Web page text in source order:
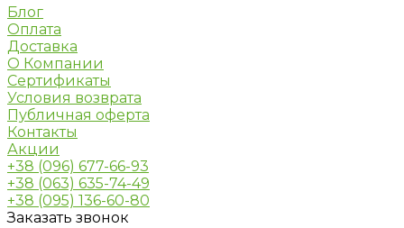
Блог
Оплата
Доставка
О Компании
Сертификаты
Условия возврата
Публичная оферта
Контакты
Акции
+38 (096) 677-66-93
+38 (063) 635-74-49
+38 (095) 136-60-80
Заказать звонок